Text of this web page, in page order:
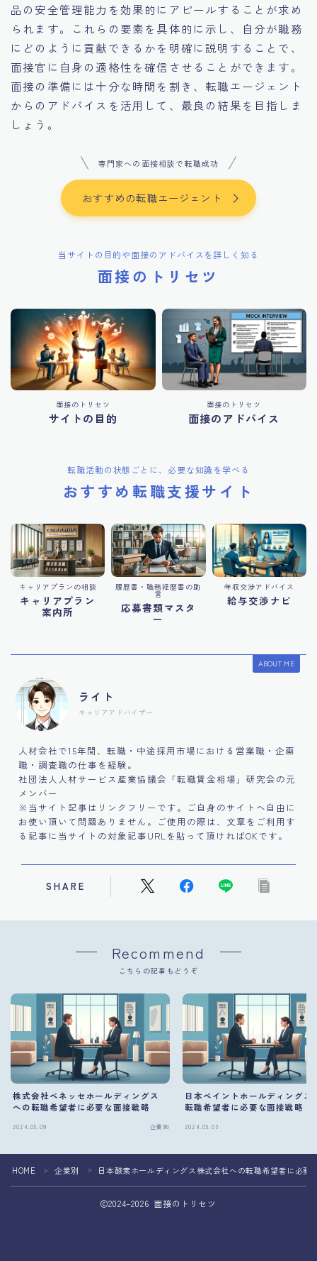
品の安全管理能力を効果的にアピールすることが求め
られます。これらの要素を具体的に示し、自分が職務
にどのように貢献できるかを明確に説明することで、
面接官に自身の適格性を確信させることができます。
面接の準備には十分な時間を割き、転職エージェント
からのアドバイスを活用して、最良の結果を目指しま
しょう。
専門家への面接相談で転職成功
おすすめの転職エージェント
当サイトの目的や面接のアドバイスを詳しく知る
面接のトリセツ
面接のトリセツ
サイトの目的
面接のトリセツ
面接のアドバイス
転職活動の状態ごとに、必要な知識を学べる
おすすめ転職支援サイト
キャリアプランの相談
キャリアプラン
案内所
履歴書・職務経歴書の助
言
応募書類マスタ
ー
年収交渉アドバイス
給与交渉ナビ
ABOUT ME
ライト
キャリアアドバイザー
人材会社で15年間、転職・中途採用市場における営業職・企画
職・調査職の仕事を経験。
社団法人人材サービス産業協議会「転職賃金相場」研究会の元
メンバー
※当サイト記事はリンクフリーです。ご自身のサイトへ自由に
お使い頂いて問題ありません。ご使用の際は、文章をご利用す
る記事に当サイトの対象記事URLを貼って頂ければOKです。
SHARE
Recommend
こちらの記事もどうぞ
株式会社ベネッセホールディングス
への転職希望者に必要な面接戦略
2024.05.09 企業別
日本ペイントホールディングス
転職希望者に必要な面接戦略
2024.05.03
HOME ＞ 企業別 ＞ 日本酸素ホールディングス株式会社への転職希望者に必要
2024–2026 面接のトリセツ